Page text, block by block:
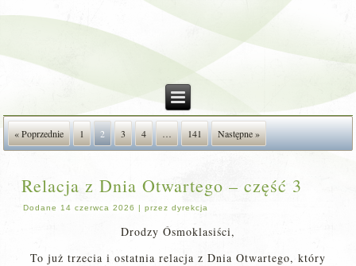
« Poprzednie 1 2 3 4 … 141 Następne »
Relacja z Dnia Otwartego – część 3
Dodane 14 czerwca 2026 |przez dyrekcja
Drodzy Ósmoklasiści,
To już trzecia i ostatnia relacja z Dnia Otwartego, który